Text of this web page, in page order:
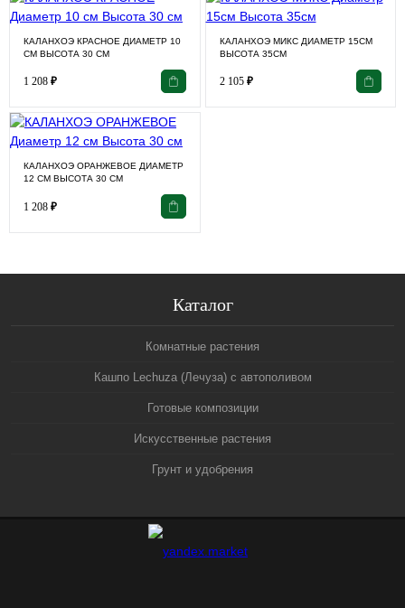
КАЛАНХОЭ КРАСНОЕ ДИАМЕТР 10
СМ ВЫСОТА 30 СМ
1 208 ₽
КАЛАНХОЭ МИКС ДИАМЕТР 15СМ
ВЫСОТА 35СМ
2 105 ₽
КАЛАНХОЭ ОРАНЖЕВОЕ ДИАМЕТР
12 СМ ВЫСОТА 30 СМ
1 208 ₽
Каталог
Комнатные растения
Кашпо Lechuza (Лечуза) с автополивом
Готовые композиции
Искусственные растения
Грунт и удобрения